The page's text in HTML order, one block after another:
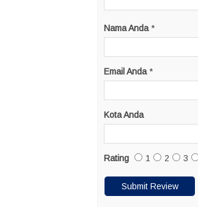
Nama Anda *
Email Anda *
Kota Anda
Rating 1 2 3